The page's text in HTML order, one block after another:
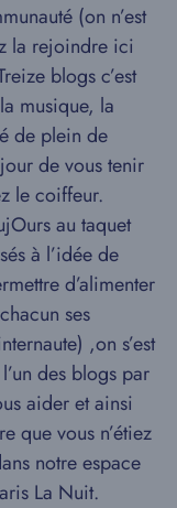
(on n’est
la rejoindre ici
blogs c’est
musique, la
de plein de
de vous tenir
le coiffeur.
au taquet
à l’idée de
d’alimenter
ses
,on s’est
des blogs par
aider et ainsi
que vous n’étiez
notre espace
La Nuit.